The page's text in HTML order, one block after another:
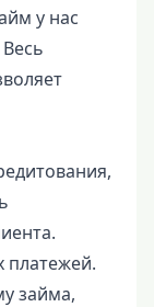
у нас
платежей.
займа,